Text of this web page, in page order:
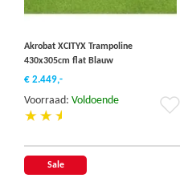
Akrobat XCITYX Trampoline
430x305cm flat Blauw
€ 2.449,-
Voorraad: Voldoende
Sale